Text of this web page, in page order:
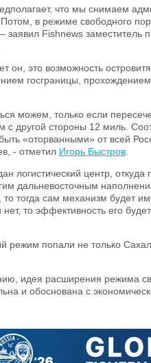
что мы снимаем
в режиме свободного
заявил Fishnews заместитель
он, это возможность
госграницы,
можем, только если
с другой стороны 12 миль.
«оторванными» от всей
- отметил Игорь Быстров
логистический центр, откуда
дальневосточным
тогда сам механизм будет
то эффективность его
режим попали не только
идея расширения режима
и обоснована с